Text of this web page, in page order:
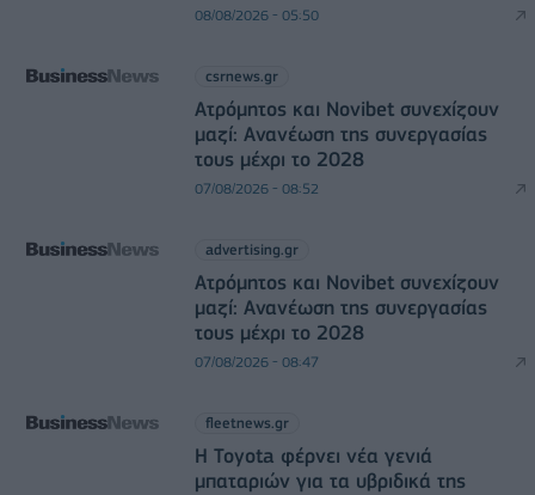
08/08/2026 - 05:50
csrnews.gr
Ατρόμητος και Novibet συνεχίζουν
μαζί: Ανανέωση της συνεργασίας
τους μέχρι το 2028
07/08/2026 - 08:52
advertising.gr
Ατρόμητος και Novibet συνεχίζουν
μαζί: Ανανέωση της συνεργασίας
τους μέχρι το 2028
07/08/2026 - 08:47
fleetnews.gr
Η Toyota φέρνει νέα γενιά
μπαταριών για τα υβριδικά της